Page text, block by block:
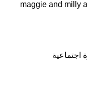
اجتماعية